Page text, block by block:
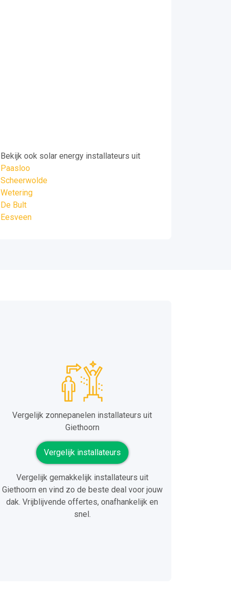
Bekijk ook solar energy installateurs uit
Paasloo
Scheerwolde
Wetering
De Bult
Eesveen
Vergelijk zonnepanelen installateurs uit
Giethoorn
Vergelijk installateurs
Vergelijk gemakkelijk installateurs uit
Giethoorn en vind zo de beste deal voor jouw
dak. Vrijblijvende offertes, onafhankelijk en
snel.